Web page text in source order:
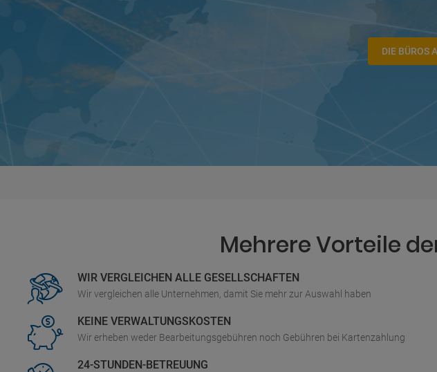
DIE BÜROS
Mehrere Vorteile
WIR VERGLEICHEN ALLE GESELLSCHAFTEN
Wir vergleichen alle Unternehmen, damit Sie mehr zur Auswahl haben
KEINE VERWALTUNGSKOSTEN
Wir erheben weder Bearbeitungsgebühren noch Gebühren bei Kartenzahlung
24-STUNDEN-BETREUUNG